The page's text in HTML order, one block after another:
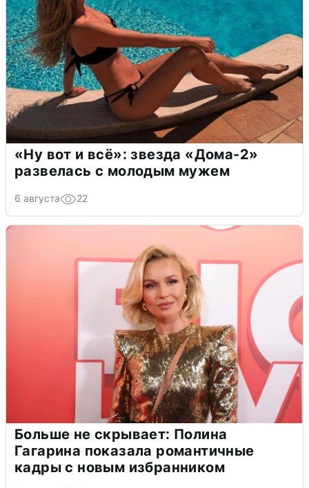
«Ну вот и всё»: звезда «Дома-2»
развелась с молодым мужем
6 августа 22
Больше не скрывает: Полина
Гагарина показала романтичные
кадры с новым избранником